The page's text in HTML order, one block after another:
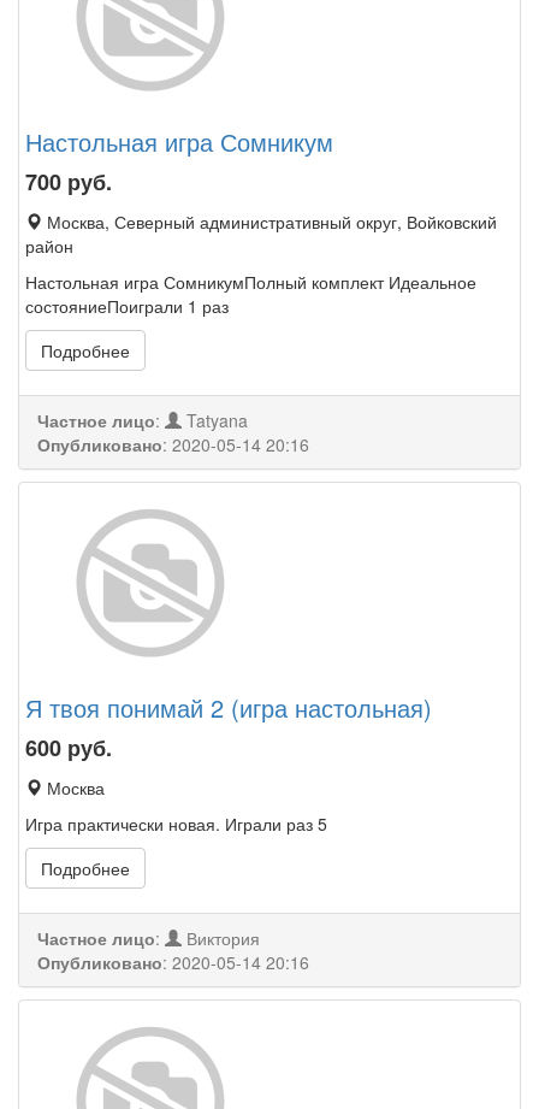
Настольная игра Сомникум
700 руб.
Москва, Северный административный округ, Войковский
район
Настольная игра СомникумПолный комплект Идеальное
состояниеПоиграли 1 раз
Подробнее
Частное лицо:
Tatyana
Опубликовано: 2020-05-14 20:16
Я твоя понимай 2 (игра настольная)
600 руб.
Москва
Игра практически новая. Играли раз 5
Подробнее
Частное лицо:
Виктория
Опубликовано: 2020-05-14 20:16